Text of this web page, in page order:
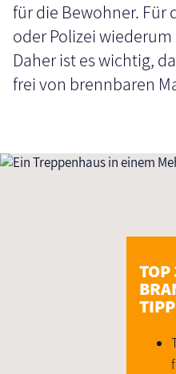
für die Bewohner. Für
oder Polizei
Daher ist es wichtig,
frei von brennbaren
TOP